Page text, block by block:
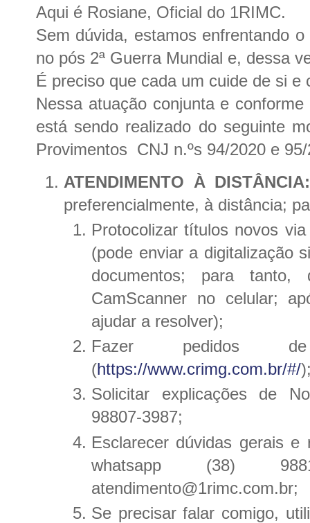
Aqui é Rosiane, Oficial do 1RIMC.
Sem dúvida, estamos enfrentando
no pós 2ª Guerra Mundial e, dessa
É preciso que cada um cuide de si
Nessa atuação conjunta e
está sendo realizado do seguinte
Provimentos CNJ n.ºs 94/2020 e
ATENDIMENTO À
preferencialmente, à distância;
Protocolizar títulos novos
(pode enviar a digitalização
documentos; para
CamScanner no celular;
ajudar a resolver);
Fazer pedidos
(https://www.crimg.com.br/#/
Solicitar explicações de
98807-3987;
Esclarecer dúvidas gerais e
whatsapp (38)
atendimento@1rimc.com.br;
Se precisar falar comigo,